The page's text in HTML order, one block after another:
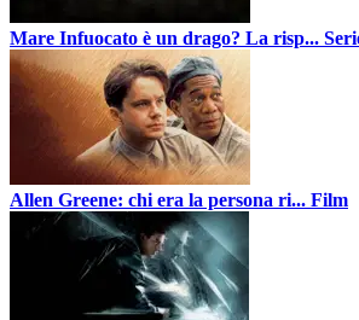
Mare Infuocato è un drago? La risp...
Allen Greene: chi era la persona ri... Film